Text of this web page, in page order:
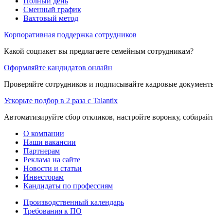
Сменный график
Вахтовый метод
Корпоративная поддержка сотрудников
Какой соцпакет вы предлагаете семейным сотрудникам?
Оформляйте кандидатов онлайн
Проверяйте сотрудников и подписывайте кадровые
Ускорьте подбор в 2 раза с Talantix
Автоматизируйте сбор откликов, настройте воронку,
О компании
Наши вакансии
Партнерам
Реклама на сайте
Новости и статьи
Инвесторам
Кандидаты по профессиям
Производственный календарь
Требования к ПО